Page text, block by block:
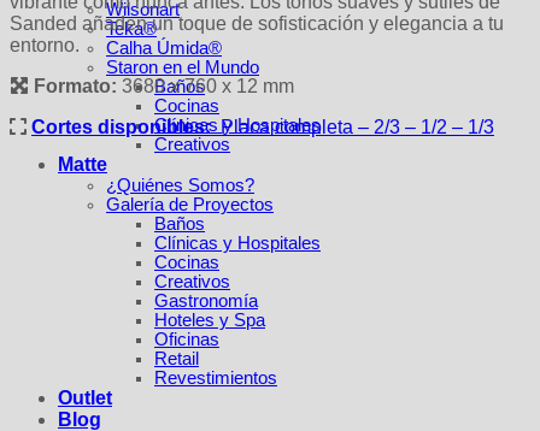
Wilsonart
Teka®
Calha Úmida®
Staron en el Mundo
Baños
Cocinas
Clínicas y Hospitales
Creativos
Matte
¿Quiénes Somos?
Galería de Proyectos
Baños
Clínicas y Hospitales
Cocinas
Creativos
Gastronomía
Hoteles y Spa
Oficinas
Retail
Revestimientos
Outlet
Blog
Sanded añaden un toque de sofisticación y elegancia a tu
entorno.
Formato: 3680 x 760 x 12 mm
Cortes disponibles:Placa completa – 2/3 – 1/2 – 1/3